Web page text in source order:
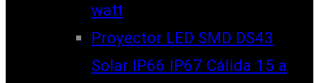
watt
Proyector LED SMD DS43
Solar IP66 IP67 Cálida 15 a